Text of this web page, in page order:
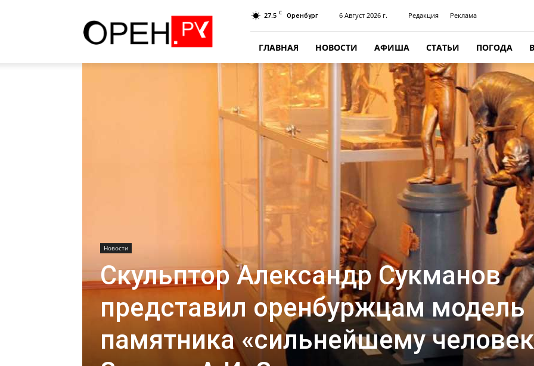
27.5 C Оренбург 6 Август 2026 г. Редакция Реклама
ГЛАВНАЯ НОВОСТИ АФИША СТАТЬИ ПОГОДА
Новости
Скульптор Александр Сукманов
представил оренбуржцам модель
памятника «сильнейшему